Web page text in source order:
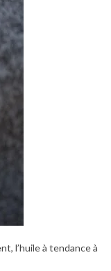
l’huile à tendance à